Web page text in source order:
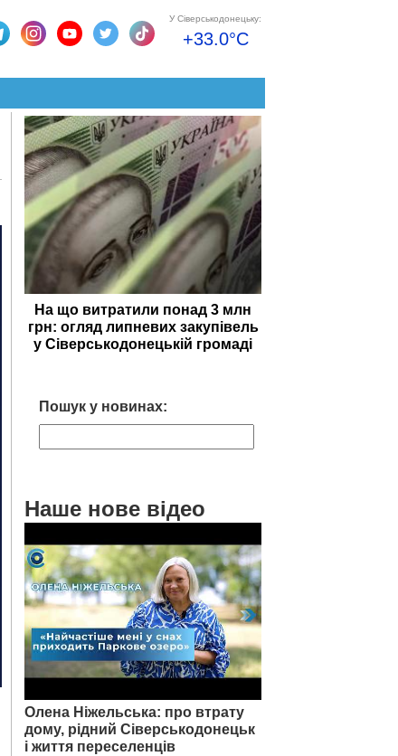
У Сіверськодонецьку:
+33.0°C
На що витратили понад 3 млн
грн: огляд липневих закупівель
у Сіверськодонецькій громаді
Пошук у новинах:
Наше нове відео
Олена Ніжельська: про втрату
дому, рідний Сіверськодонецьк
і життя переселенців